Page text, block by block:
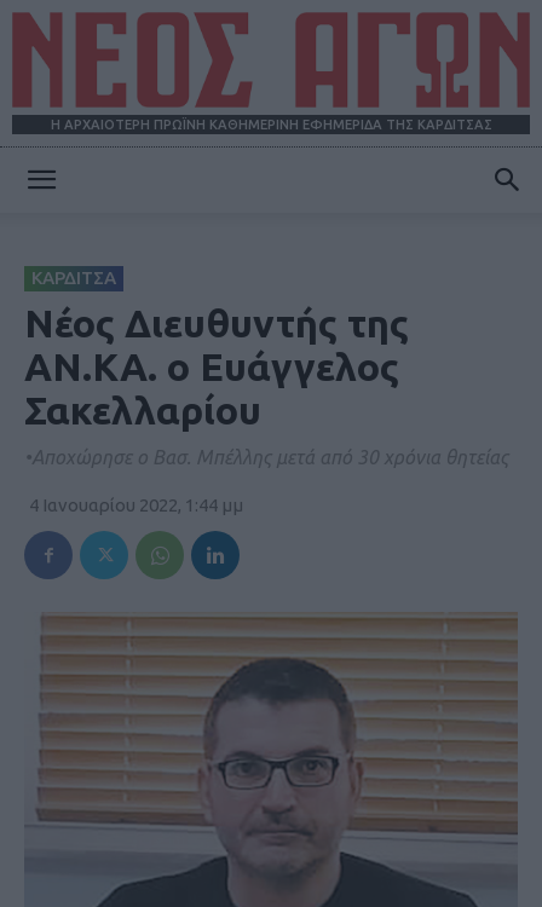
Η ΑΡΧΑΙΟΤΕΡΗ ΠΡΩΪΝΗ ΚΑΘΗΜΕΡΙΝΗ ΕΦΗΜΕΡΙΔΑ ΤΗΣ ΚΑΡΔΙΤΣΑΣ
ΚΑΡΔΙΤΣΑ
Nέος Διευθυντής της
ΑΝ.ΚΑ. o Ευάγγελος
Σακελλαρίου
•Αποχώρησε ο Βασ. Μπέλλης μετά από 30 χρόνια θητείας
4 Ιανουαρίου 2022, 1:44 μμ